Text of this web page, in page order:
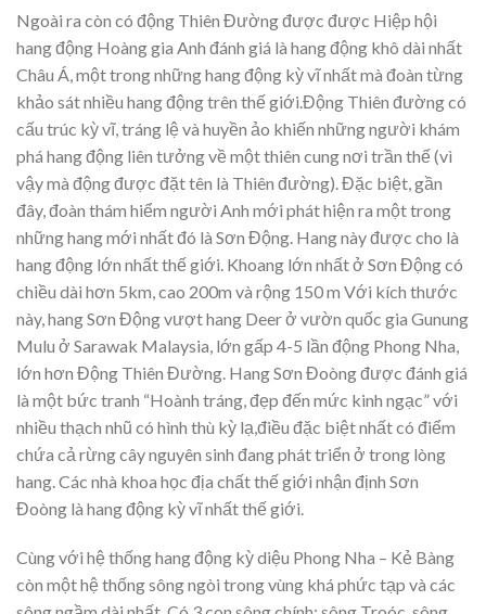
Ngoài ra còn có động Thiên Đường được được Hiệp hội
hang động Hoàng gia Anh đánh giá là hang động khô dài nhất
Châu Á, một trong những hang động kỳ vĩ nhất mà đoàn từng
khảo sát nhiều hang động trên thế giới.Động Thiên đường có
cấu trúc kỳ vĩ, tráng lệ và huyền ảo khiến những người khám
phá hang động liên tưởng về một thiên cung nơi trần thế (vì
vậy mà động được đặt tên là Thiên đường). Đặc biệt, gần
đây, đoàn thám hiểm người Anh mới phát hiện ra một trong
những hang mới nhất đó là Sơn Động. Hang này được cho là
hang động lớn nhất thế giới. Khoang lớn nhất ở Sơn Động có
chiều dài hơn 5km, cao 200m và rộng 150 m Với kích thước
này, hang Sơn Động vượt hang Deer ở vườn quốc gia Gunung
Mulu ở Sarawak Malaysia, lớn gấp 4-5 lần động Phong Nha,
lớn hơn Động Thiên Đường. Hang Sơn Đoòng được đánh giá
là một bức tranh “Hoành tráng, đẹp đến mức kinh ngạc” với
nhiều thạch nhũ có hình thù kỳ lạ,điều đặc biệt nhất có điểm
chứa cả rừng cây nguyên sinh đang phát triển ở trong lòng
hang. Các nhà khoa học địa chất thế giới nhận định Sơn
Đoòng là hang động kỳ vĩ nhất thế giới.
Cùng với hệ thống hang động kỳ diệu Phong Nha – Kẻ Bàng
còn một hệ thống sông ngòi trong vùng khá phức tạp và các